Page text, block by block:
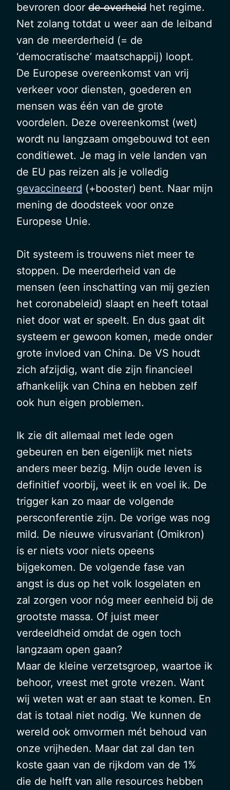
bevroren door de overheid het regime.
Net zolang totdat u weer aan de leiband
van de meerderheid (= de
‘democratische’ maatschappij) loopt.
De Europese overeenkomst van vrij
verkeer voor diensten, goederen en
mensen was één van de grote
voordelen. Deze overeenkomst (wet)
wordt nu langzaam omgebouwd tot een
conditiewet. Je mag in vele landen van
de EU pas reizen als je volledig
gevaccineerd (+booster) bent. Naar mijn
mening de doodsteek voor onze
Europese Unie.
Dit systeem is trouwens niet meer te
stoppen. De meerderheid van de
mensen (een inschatting van mij gezien
het coronabeleid) slaapt en heeft totaal
niet door wat er speelt. En dus gaat dit
systeem er gewoon komen, mede onder
grote invloed van China. De VS houdt
zich afzijdig, want die zijn financieel
afhankelijk van China en hebben zelf
ook hun eigen problemen.
Ik zie dit allemaal met lede ogen
gebeuren en ben eigenlijk met niets
anders meer bezig. Mijn oude leven is
definitief voorbij, weet ik en voel ik. De
trigger kan zo maar de volgende
persconferentie zijn. De vorige was nog
mild. De nieuwe virusvariant (Omikron)
is er niets voor niets opeens
bijgekomen. De volgende fase van
angst is dus op het volk losgelaten en
zal zorgen voor nóg meer eenheid bij de
grootste massa. Of juist meer
verdeeldheid omdat de ogen toch
langzaam open gaan?
Maar de kleine verzetsgroep, waartoe ik
behoor, vreest met grote vrezen. Want
wij weten wat er aan staat te komen. En
dat is totaal niet nodig. We kunnen de
wereld ook omvormen mét behoud van
onze vrijheden. Maar dat zal dan ten
koste gaan van de rijkdom van de 1%
die de helft van alle resources hebben